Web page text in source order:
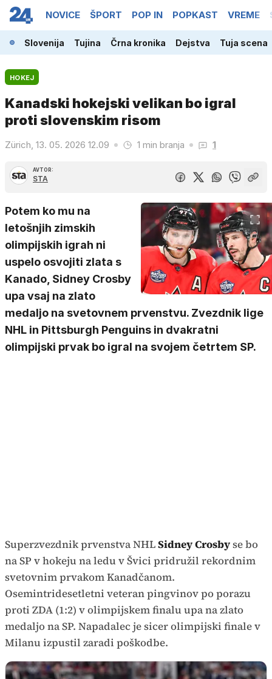
NOVICE ŠPORT POP IN POPKAST VREME
Slovenija Tujina Črna kronika Dejstva Tuja scena
HOKEJ
Kanadski hokejski velikan bo igral
proti slovenskim risom
Zürich, 13. 05. 2026 12.09 1 min branja 1
AVTOR:
STA
Potem ko mu na
letošnjih zimskih
olimpijskih igrah ni
uspelo osvojiti zlata s
Kanado, Sidney Crosby
upa vsaj na zlato
medaljo na svetovnem prvenstvu. Zvezdnik lige
NHL in Pittsburgh Penguins in dvakratni
olimpijski prvak bo igral na svojem četrtem SP.
Superzvezdnik prvenstva NHLSidney Crosbyse bo
na SP v hokeju na ledu v Švici pridružil rekordnim
svetovnim prvakom Kanadčanom.
Osemintridesetletni veteran pingvinov po porazu
proti ZDA (1:2) v olimpijskem finalu upa na zlato
medaljo na SP. Napadalec je sicer olimpijski finale v
Milanu izpustil zaradi poškodbe.